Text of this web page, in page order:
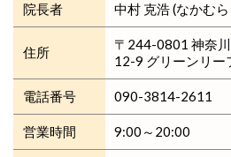
院長者 中村 克浩 (なかむ
住所
〒244-0801 神奈
12-9 グリーンリ
電話番号 090-3814-2611
営業時間 9:00～20:00